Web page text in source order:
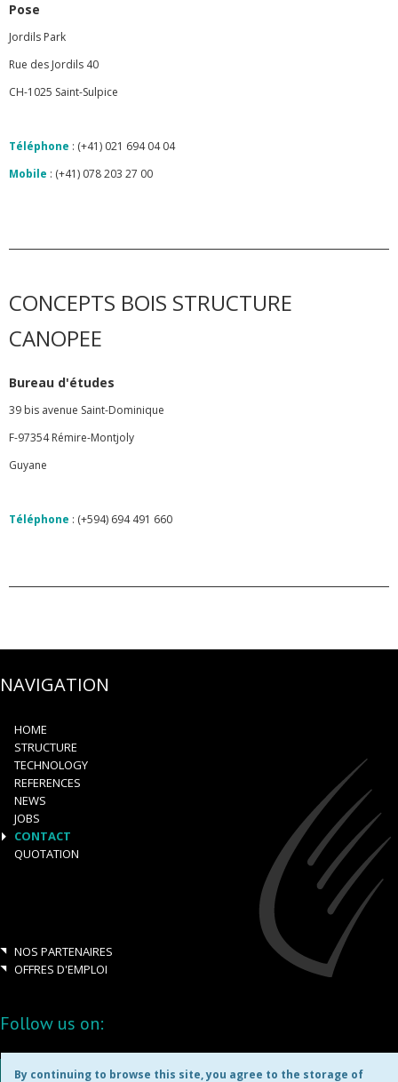
Pose
Jordils Park
Rue des Jordils 40
CH-1025 Saint-Sulpice
Téléphone : (+41) 021 694 04 04
Mobile : (+41) 078 203 27 00
CONCEPTS BOIS STRUCTURE
CANOPEE
Bureau d'études
39 bis avenue Saint-Dominique
F-97354 Rémire-Montjoly
Guyane
Téléphone : (+594) 694 491 660
NAVIGATION
HOME
STRUCTURE
TECHNOLOGY
REFERENCES
NEWS
JOBS
CONTACT
QUOTATION
NOS PARTENAIRES
OFFRES D'EMPLOI
Follow us on:
By continuing to browse this site, you agree to the storage of